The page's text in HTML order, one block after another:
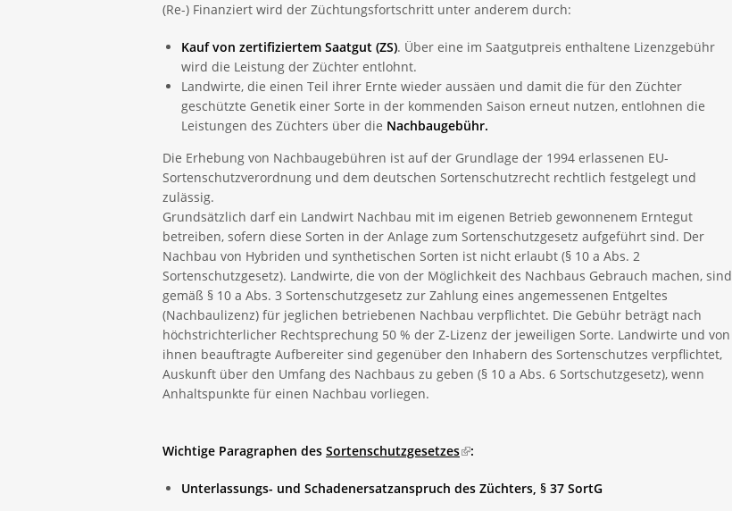
(Re-) Finanziert wird der Züchtungsfortschritt unter anderem durch:
Kauf von zertifiziertem Saatgut (ZS). Über eine im Saatgutpreis enthaltene Lizenzgebühr
wird die Leistung der Züchter entlohnt.
Landwirte, die einen Teil ihrer Ernte wieder aussäen und damit die für den Züchter
geschützte Genetik einer Sorte in der kommenden Saison erneut nutzen, entlohnen die
Leistungen des Züchters über die Nachbaugebühr.
Die Erhebung von Nachbaugebühren ist auf der Grundlage der 1994 erlassenen EU-
Sortenschutzverordnung und dem deutschen Sortenschutzrecht rechtlich festgelegt und
zulässig.
Grundsätzlich darf ein Landwirt Nachbau mit im eigenen Betrieb gewonnenem Erntegut
betreiben, sofern diese Sorten in der Anlage zum Sortenschutzgesetz aufgeführt sind. Der
Nachbau von Hybriden und synthetischen Sorten ist nicht erlaubt (§ 10 a Abs. 2
Sortenschutzgesetz). Landwirte, die von der Möglichkeit des Nachbaus Gebrauch machen, sind
gemäß § 10 a Abs. 3 Sortenschutzgesetz zur Zahlung eines angemessenen Entgeltes
(Nachbaulizenz) für jeglichen betriebenen Nachbau verpflichtet. Die Gebühr beträgt nach
höchstrichterlicher Rechtsprechung 50 % der Z-Lizenz der jeweiligen Sorte. Landwirte und von
ihnen beauftragte Aufbereiter sind gegenüber den Inhabern des Sortenschutzes verpflichtet,
Auskunft über den Umfang des Nachbaus zu geben (§ 10 a Abs. 6 Sortschutzgesetz), wenn
Anhaltspunkte für einen Nachbau vorliegen.
Wichtige Paragraphen des Sortenschutzgesetzes(link is external)
:
Unterlassungs- und Schadenersatzanspruch des Züchters, § 37 SortG